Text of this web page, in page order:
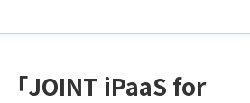
JOINT iPaaS for